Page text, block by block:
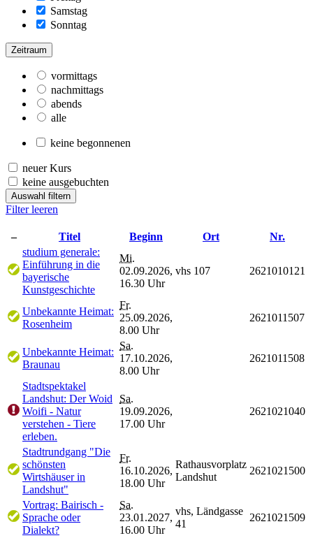
Samstag
Sonntag
Zeitraum
vormittags
nachmittags
abends
alle
keine begonnenen
neuer Kurs
keine ausgebuchten
Auswahl filtern
Filter leeren
– Titel Beginn Ort
Nr.
studium generale:
Einführung in die
bayerische
Kunstgeschichte
Mi.
02.09.2026,
16.30 Uhr
vhs 107 2621010121
Unbekannte Heimat:
Rosenheim
Fr.
25.09.2026,
8.00 Uhr
2621011507
Unbekannte Heimat:
Braunau
Sa.
17.10.2026,
8.00 Uhr
2621011508
Stadtspektakel
Landshut: Der Woid
Woifi - Natur
verstehen - Tiere
erleben.
Sa.
19.09.2026,
17.00 Uhr
2621021040
Stadtrundgang "Die
schönsten
Wirtshäuser in
Landshut"
Fr.
16.10.2026,
18.00 Uhr
Rathausvorplatz
Landshut
2621021500
Vortrag: Bairisch -
Sprache oder
Dialekt?
Sa.
23.01.2027,
16.00 Uhr
vhs, Ländgasse
41
2621021509